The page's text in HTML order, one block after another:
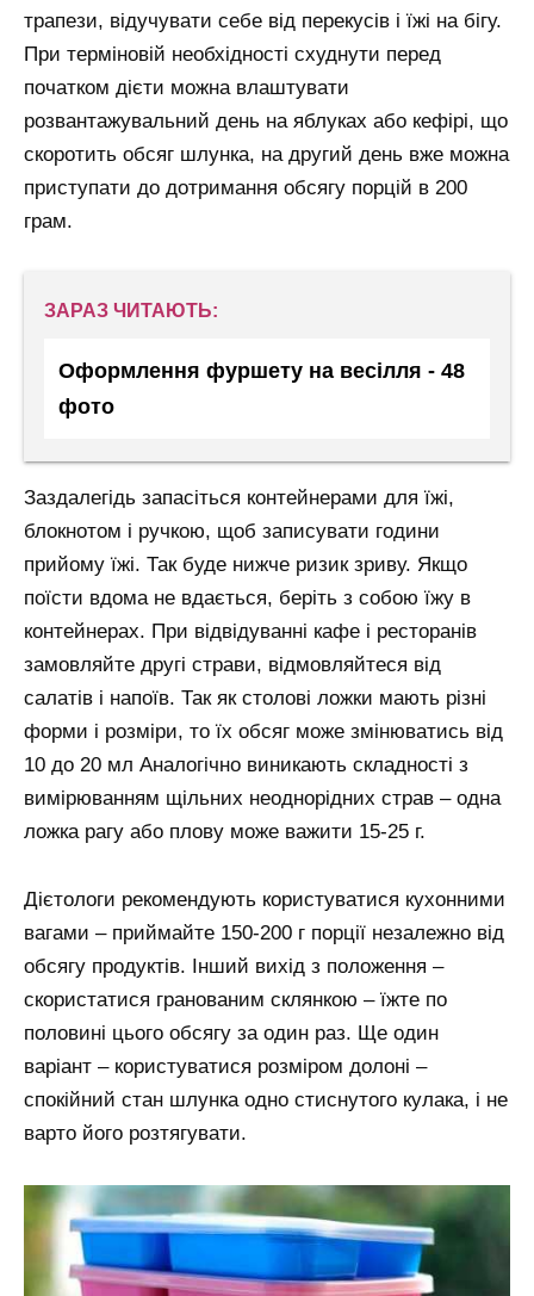
трапези, відучувати себе від перекусів і їжі на бігу.
При терміновій необхідності схуднути перед
початком дієти можна влаштувати
розвантажувальний день на яблуках або кефірі, що
скоротить обсяг шлунка, на другий день вже можна
приступати до дотримання обсягу порцій в 200
грам.
ЗАРАЗ ЧИТАЮТЬ:
Оформлення фуршету на весілля - 48
фото
Заздалегідь запасіться контейнерами для їжі,
блокнотом і ручкою, щоб записувати години
прийому їжі. Так буде нижче ризик зриву. Якщо
поїсти вдома не вдається, беріть з собою їжу в
контейнерах. При відвідуванні кафе і ресторанів
замовляйте другі страви, відмовляйтеся від
салатів і напоїв. Так як столові ложки мають різні
форми і розміри, то їх обсяг може змінюватись від
10 до 20 мл Аналогічно виникають складності з
вимірюванням щільних неоднорідних страв – одна
ложка рагу або плову може важити 15-25 г.
Дієтологи рекомендують користуватися кухонними
вагами – приймайте 150-200 г порції незалежно від
обсягу продуктів. Інший вихід з положення –
скористатися гранованим склянкою – їжте по
половині цього обсягу за один раз. Ще один
варіант – користуватися розміром долоні –
спокійний стан шлунка одно стиснутого кулака, і не
варто його розтягувати.